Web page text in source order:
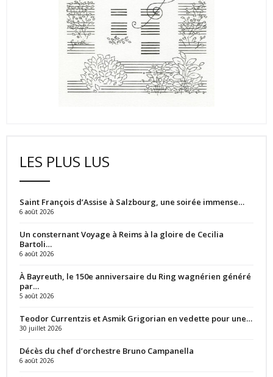
LES PLUS LUS
Saint François d’Assise à Salzbourg, une soirée immense…
6 août 2026
Un consternant Voyage à Reims à la gloire de Cecilia
Bartoli…
6 août 2026
À Bayreuth, le 150e anniversaire du Ring wagnérien généré
par…
5 août 2026
Teodor Currentzis et Asmik Grigorian en vedette pour une…
30 juillet 2026
Décès du chef d’orchestre Bruno Campanella
6 août 2026